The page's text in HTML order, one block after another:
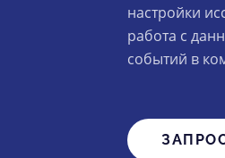
настройки
работа с
событий в